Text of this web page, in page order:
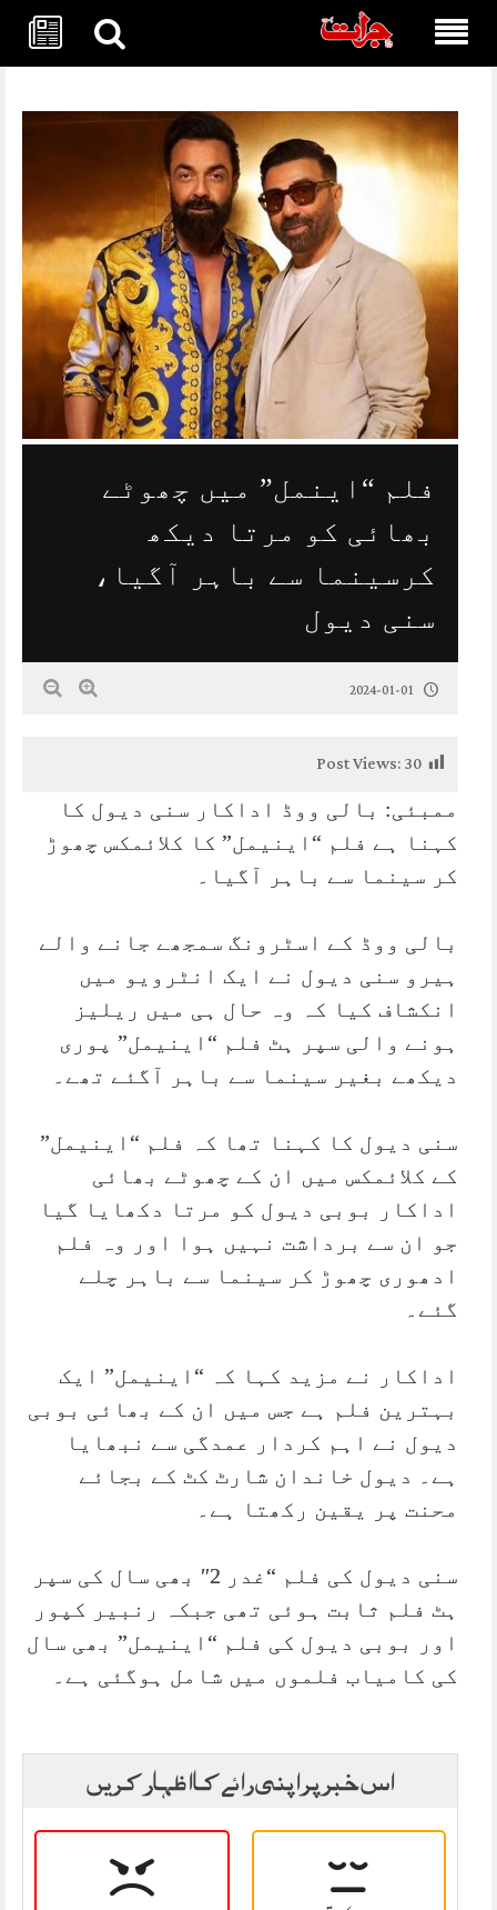
فلم “اینمل” میں چھوٹے
بھائی کو مرتا دیکھ
کرسینما سے باہر آگیا،
سنی دیول
2024-01-01
Post Views:30
ممبئی: بالی ووڈ اداکار سنی دیول کا
کہنا ہے فلم “اینیمل” کا کلائمکس چھوڑ
کر سینما سے باہر آگیا۔
بالی ووڈ کے اسٹرونگ سمجھے جانے والے
ہیرو سنی دیول نے ایک انٹرویو میں
انکشاف کیا کہ وہ حال ہی میں ریلیز
ہونے والی سپر ہٹ فلم “اینیمل” پوری
دیکھے بغیر سینما سے باہر آگئے تھے۔
سنی دیول کا کہنا تھا کہ فلم “اینیمل”
کے کلائمکس میں ان کے چھوٹے بھائی
اداکار بوبی دیول کو مرتا دکھایا گیا
جو ان سے برداشت نہیں ہوا اور وہ فلم
ادھوری چھوڑ کر سینما سے باہر چلے
گئے۔
اداکار نے مزید کہا کہ “اینیمل” ایک
بہترین فلم ہے جس میں ان کے بھائی بوبی
دیول نے اہم کردار عمدگی سے نبھایا
ہے۔ دیول خاندان شارٹ کٹ کے بجائے
محنت پر یقین رکھتا ہے۔
سنی دیول کی فلم “غدر 2″ بھی سال کی سپر
ہٹ فلم ثابت ہوئی تھی جبکہ رنبیر کپور
اور بوبی دیول کی فلم “اینیمل” بھی سال
کی کامیاب فلموں میں شامل ہوگئی ہے۔
اس خبر پر اپنی رائے کا اظہار کریں